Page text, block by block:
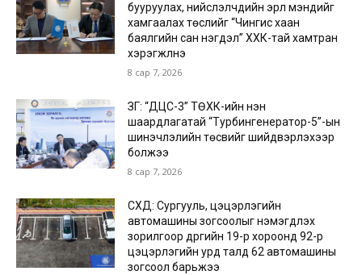
бууруулах, нийслэлчүүдийн эрүүл мэндийг
хамгаалах төслийг “Чингис хаан
баялгийн сан нэгдэл” ХХК-тай хамтран
хэрэгжүүлнэ
8 сар 7, 2026
ЗГ: “ДЦС-3” ТӨХК-ийн нэн
шаардлагатай “Турбингенератор-5”-ын
шинэчлэлийн төсвийг шийдвэрлэхээр
болжээ
8 сар 7, 2026
СХД: Сургууль, цэцэрлэгийн
автомашины зогсоолыг нэмэгдүүлэх
зорилгоор дүүргийн 19-р хороонд 92-р
цэцэрлэгийн урд талд 62 автомашины
зогсоол барьжээ